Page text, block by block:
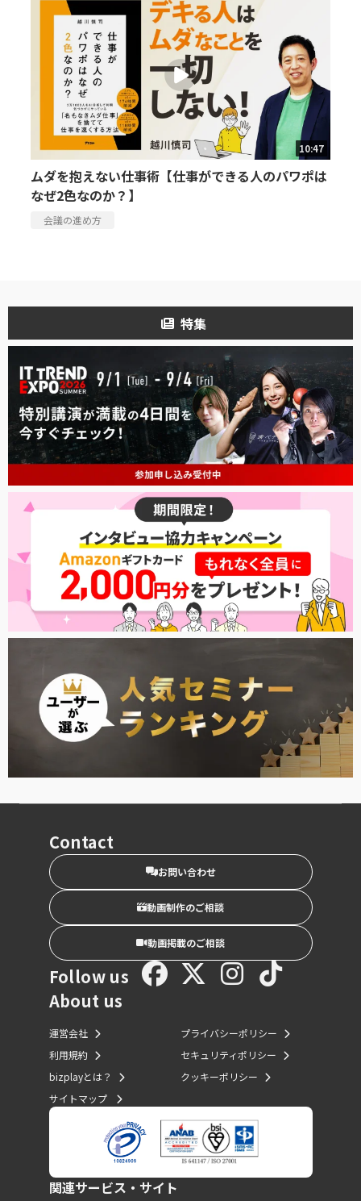
10:47
ムダを抱えない仕事術【仕事ができる人のパワポは
なぜ2色なのか？】
会議の進め方
特集
Contact
お問い合わせ
動画制作のご相談
動画掲載のご相談
Follow us
About us
運営会社
利用規約
bizplayとは？
サイトマップ
プライバシーポリシー
セキュリティポリシー
クッキーポリシー
関連サービス・サイト